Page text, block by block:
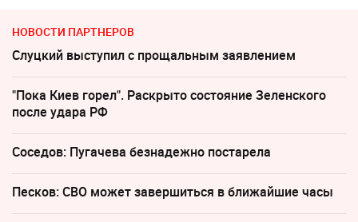
НОВОСТИ ПАРТНЕРОВ
Слуцкий выступил с прощальным заявлением
"Пока Киев горел". Раскрыто состояние Зеленского
после удара РФ
Соседов: Пугачева безнадежно постарела
Песков: СВО может завершиться в ближайшие часы